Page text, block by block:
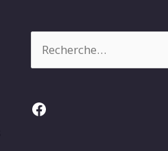
Facebook